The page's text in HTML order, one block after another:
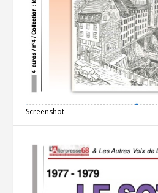
Screenshot